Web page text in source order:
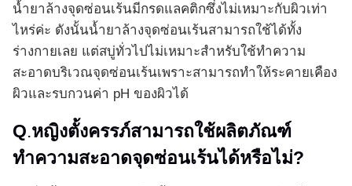
น้ำยาล้างจุดซ่อนเร้นมีกรดแลคติกซึ่งไม่เหมาะกับผิวเท่า
ไหร่ค่ะ ดังนั้นน้ำยาล้างจุดซ่อนเร้นสามารถใช้ได้ทั้ง
ร่างกายเลย แต่สบู่ทั่วไปไม่เหมาะสำหรับใช้ทำความ
สะอาดบริเวณจุดซ่อนเร้นเพราะสามารถทำให้ระคายเคือง
ผิวและรบกวนค่า pH ของผิวได้
Q.หญิงตั้งครรภ์สามารถใช้ผลิตภัณฑ์
ทำความสะอาดจุดซ่อนเร้นได้หรือไม่?